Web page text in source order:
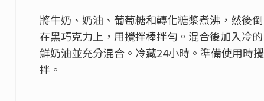
將牛奶、奶油、葡萄糖和轉化糖漿煮沸，然後倒
在黑巧克力上，用攪拌棒拌勻。混合後加入冷的
鮮奶油並充分混合。冷藏24小時。準備使用時攪
拌。